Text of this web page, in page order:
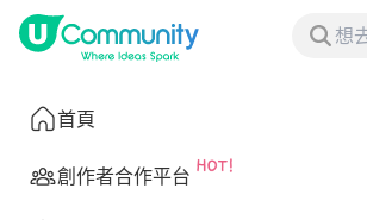
首頁
創作者合作平台